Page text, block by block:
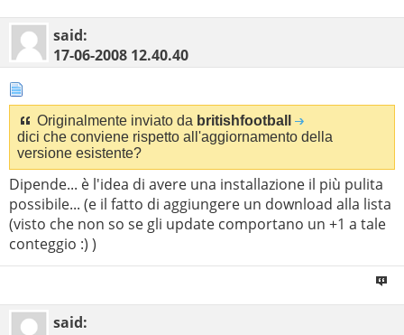
said:
17-06-2008 12.40.40
Originalmente inviato da britishfootball
dici che conviene rispetto all'aggiornamento della
versione esistente?
Dipende... è l'idea di avere una installazione il più pulita
possibile... (e il fatto di aggiungere un download alla lista
(visto che non so se gli update comportano un +1 a tale
conteggio :) )
said: